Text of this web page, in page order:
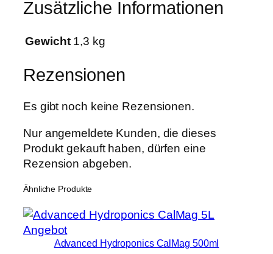
Zusätzliche Informationen
Gewicht 1,3 kg
Rezensionen
Es gibt noch keine Rezensionen.
Nur angemeldete Kunden, die dieses
Produkt gekauft haben, dürfen eine
Rezension abgeben.
Ähnliche Produkte
AngebotProdukt
im
Advanced Hydroponics CalMag 500ml